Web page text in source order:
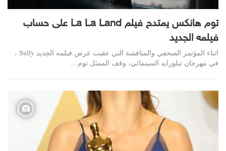
توم هانكس يمتدح فيلم La La Land على حساب
فيلمه الجديد
اثناء المؤتمر الصحفي والمناقشة التي عقبت عرض فيلمه الجديد Sully ،
في مهرجان تيلورايد السينمائي، وقف الممثل توم…